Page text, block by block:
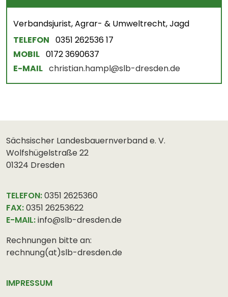
Verbandsjurist, Agrar- & Umweltrecht, Jagd
TELEFON 0351 262536 17
MOBIL 0172 3690637
E-MAIL christian.hampl@slb-dresden.de
Sächsischer Landesbauernverband e. V.
Wolfshügelstraße 22
01324 Dresden
TELEFON:0351 2625360
FAX:0351 26253622
E-MAIL:info@slb-dresden.de
Rechnungen bitte an:
rechnung(at)slb-dresden.de
IMPRESSUM